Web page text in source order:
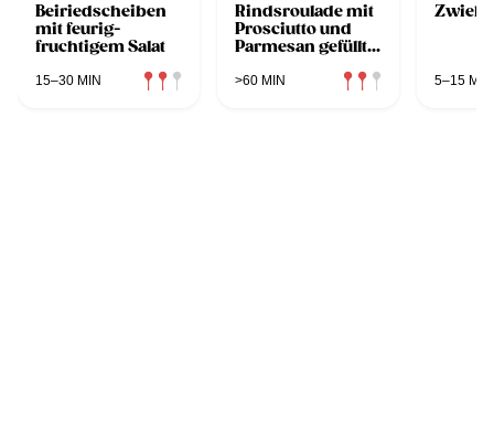
Beiriedscheiben
mit feurig-
fruchtigem Salat
15–30 MIN
Rindsroulade mit
Prosciutto und
Parmesan gefüllt
>60 MIN 5–15 MIN